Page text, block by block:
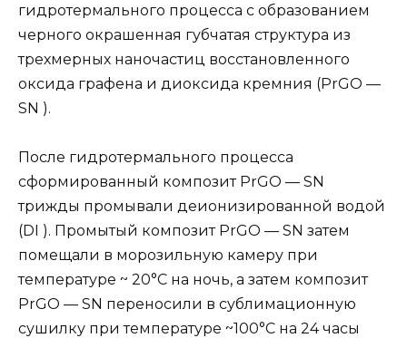
гидротермального процесса с образованием
черного окрашенная губчатая структура из
трехмерных наночастиц восстановленного
оксида графена и диоксида кремния (PrGO —
SN ).
После гидротермального процесса
сформированный композит PrGO — SN
трижды промывали деионизированной водой
(DI ). Промытый композит PrGO — SN затем
помещали в морозильную камеру при
температуре ~ 20°C на ночь, а затем композит
PrGO — SN переносили в сублимационную
сушилку при температуре ~100°C на 24 часы